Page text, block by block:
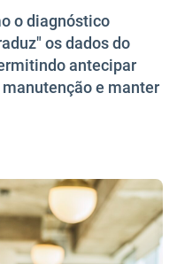
o diagnóstico
os dados do
antecipar
e manter